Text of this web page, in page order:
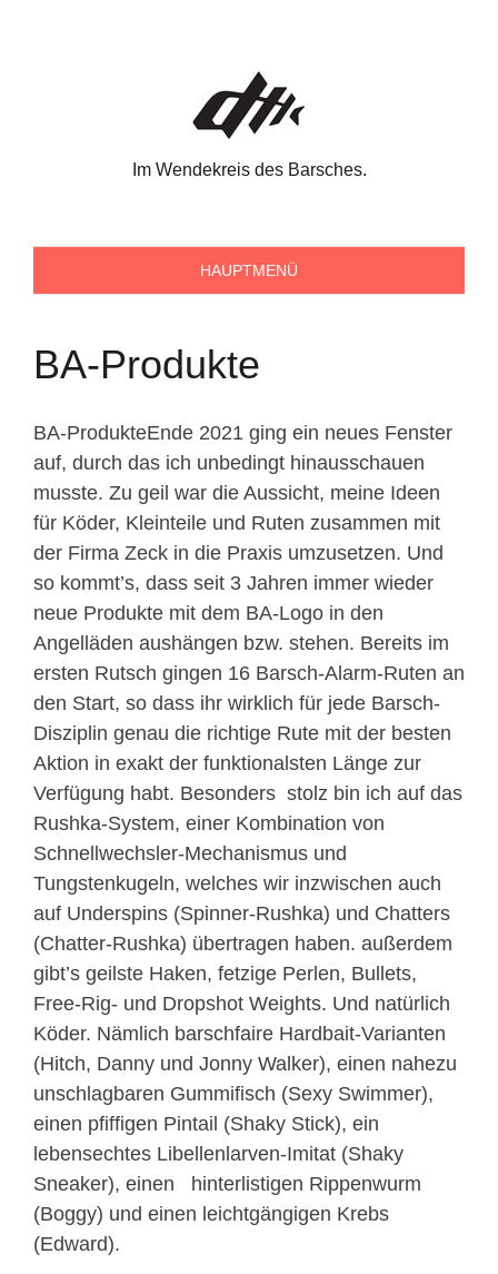
Im Wendekreis des Barsches.
HAUPTMENÜ
BA-Produkte
BA-ProdukteEnde 2021 ging ein neues Fenster
auf, durch das ich unbedingt hinausschauen
musste. Zu geil war die Aussicht, meine Ideen
für Köder, Kleinteile und Ruten zusammen mit
der Firma Zeck in die Praxis umzusetzen. Und
so kommt’s, dass seit 3 Jahren immer wieder
neue Produkte mit dem BA-Logo in den
Angelläden aushängen bzw. stehen. Bereits im
ersten Rutsch gingen 16 Barsch-Alarm-Ruten an
den Start, so dass ihr wirklich für jede Barsch-
Disziplin genau die richtige Rute mit der besten
Aktion in exakt der funktionalsten Länge zur
Verfügung habt. Besonders stolz bin ich auf das
Rushka-System, einer Kombination von
Schnellwechsler-Mechanismus und
Tungstenkugeln, welches wir inzwischen auch
auf Underspins (Spinner-Rushka) und Chatters
(Chatter-Rushka) übertragen haben. außerdem
gibt’s geilste Haken, fetzige Perlen, Bullets,
Free-Rig- und Dropshot Weights. Und natürlich
Köder. Nämlich barschfaire Hardbait-Varianten
(Hitch, Danny und Jonny Walker), einen nahezu
unschlagbaren Gummifisch (Sexy Swimmer),
einen pfiffigen Pintail (Shaky Stick), ein
lebensechtes Libellenlarven-Imitat (Shaky
Sneaker), einen hinterlistigen Rippenwurm
(Boggy) und einen leichtgängigen Krebs
(Edward).